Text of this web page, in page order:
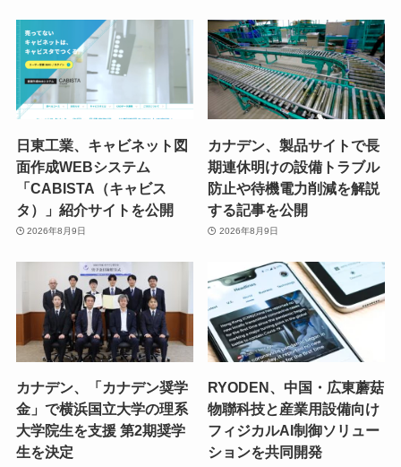
日東工業、キャビネット図
面作成WEBシステム
「CABISTA（キャビス
タ）」紹介サイトを公開
2026年8月9日
カナデン、製品サイトで長
期連休明けの設備トラブル
防止や待機電力削減を解説
する記事を公開
2026年8月9日
カナデン、「カナデン奨学
金」で横浜国立大学の理系
大学院生を支援 第2期奨学
生を決定
RYODEN、中国・広東蘑菇
物聯科技と産業用設備向け
フィジカルAI制御ソリュー
ションを共同開発